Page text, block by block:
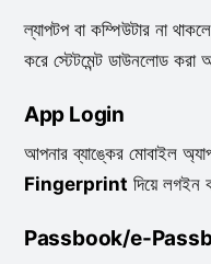
ল্যাপটপ বা কম্পিউটার না
করে স্টেটমেন্ট ডাউনলোড
App Login
আপনার ব্যাঙ্কের মোবাইল
Fingerprint দিয়ে লগইন
Passbook/e-